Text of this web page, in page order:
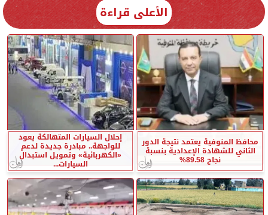
الأعلى قراءة
محافظ المنوفية يعتمد نتيجة الدور
الثاني للشهادة الإعدادية بنسبة
نجاح 89.58%
إحلال السيارات المتهالكة يعود
للواجهة.. مبادرة جديدة لدعم
«الكهربائية» وتمويل استبدال
السيارات...